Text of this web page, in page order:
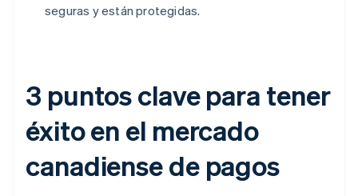
seguras y están protegidas.
3 puntos clave para tener
éxito en el mercado
canadiense de pagos